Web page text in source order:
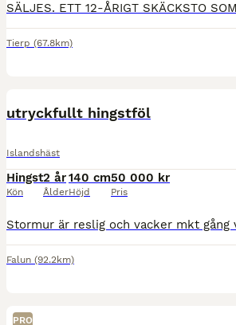
Tierp (67.8km)
utryckfullt hingstföl
Islandshäst
Hingst
Kön
2 år
Ålder
140 cm
Höjd
50 000 kr
Pris
Falun (92.2km)
PRO